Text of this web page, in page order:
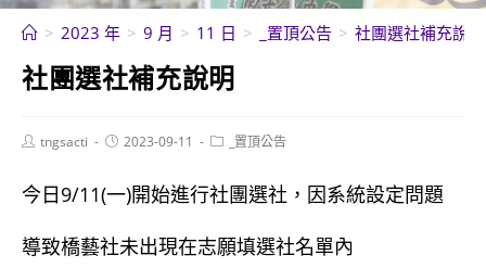
內
> 2023 年 > 9 月 > 11 日 > _置頂公告 > 社團選社補充說明
社團選社補充說明
Posttngsacti
Post2023-09-11
Post _置頂公告
今日9/11(一)開始進行社團選社，因系統設定問題
導致橋藝社未出現在志願填選社名單內